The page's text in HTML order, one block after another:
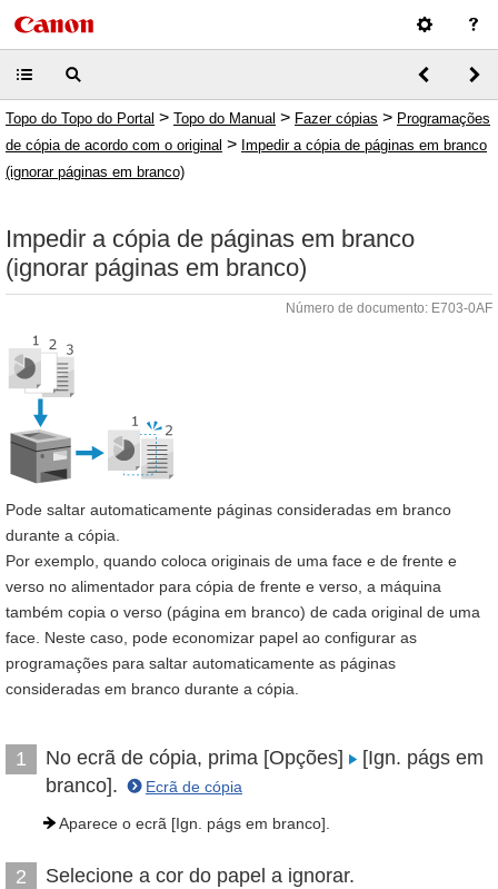
Topo do Topo do Portal > Topo do Manual > Fazer cópias > Programações
de cópia de acordo com o original > Impedir a cópia de páginas em branco
(ignorar páginas em branco)
Impedir a cópia de páginas em branco
(ignorar páginas em branco)
Número de documento: E703-0AF
Pode saltar automaticamente páginas consideradas em branco
durante a cópia.
Por exemplo, quando coloca originais de uma face e de frente e
verso no alimentador para cópia de frente e verso, a máquina
também copia o verso (página em branco) de cada original de uma
face. Neste caso, pode economizar papel ao configurar as
programações para saltar automaticamente as páginas
consideradas em branco durante a cópia.
1 No ecrã de cópia, prima [Opções]
[Ign. págs em
branco].
Ecrã de cópia
Aparece o ecrã [Ign. págs em branco].
2 Selecione a cor do papel a ignorar.